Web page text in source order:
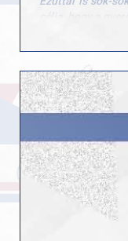
célja, hogy a
tábornak!